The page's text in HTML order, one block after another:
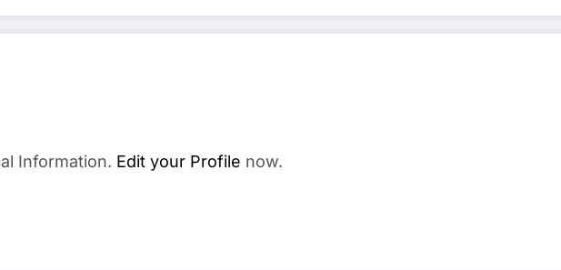
Information. Edit your Profile now.